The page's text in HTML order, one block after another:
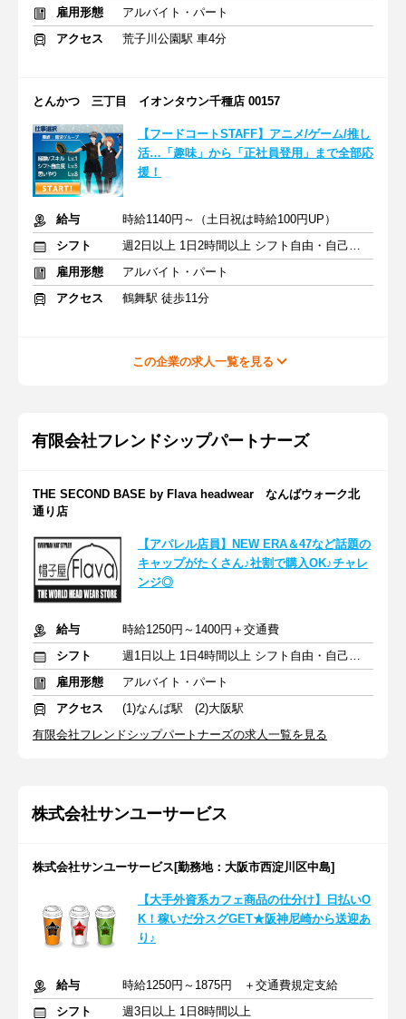
雇用形態
アルバイト・パート
アクセス
荒子川公園駅 車4分
とんかつ 三丁目 イオンタウン千種店 00157
【フードコートSTAFF】アニメ/ゲーム/推し
活…「趣味」から「正社員登用」まで全部応
援！
給与
時給1140円～（土日祝は時給100円UP）
シフト
週2日以上 1日2時間以上 シフト自由・自己申告
雇用形態
アルバイト・パート
アクセス
鶴舞駅 徒歩11分
この企業の求人一覧を見る
有限会社フレンドシップパートナーズ
THE SECOND BASE by Flava headwear なんばウォーク北
通り店
【アパレル店員】NEW ERA＆47など話題の
キャップがたくさん♪社割で購入OK♪チャレ
ンジ◎
給与
時給1250円～1400円＋交通費
シフト
週1日以上 1日4時間以上 シフト自由・自己申告
雇用形態
アルバイト・パート
アクセス
(1)なんば駅 (2)大阪駅
有限会社フレンドシップパートナーズの求人一覧を見る
株式会社サンユーサービス
株式会社サンユーサービス[勤務地：大阪市西淀川区中島]
【大手外資系カフェ商品の仕分け】日払いO
K！稼いだ分スグGET★阪神尼崎から送迎あ
り♪
給与
時給1250円～1875円 ＋交通費規定支給
シフト
週3日以上 1日8時間以上